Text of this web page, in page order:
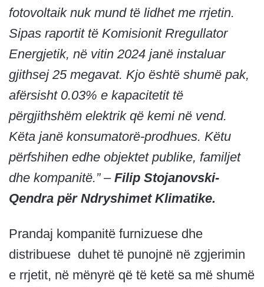
fotovoltaik nuk mund të lidhet me rrjetin.
Sipas raportit të Komisionit Rregullator
Energjetik, në vitin 2024 janë instaluar
gjithsej 25 megavat. Kjo është shumë pak,
afërsisht 0.03% e kapacitetit të
përgjithshëm elektrik që kemi në vend.
Këta janë konsumatorë-prodhues. Këtu
përfshihen edhe objektet publike, familjet
dhe kompanitë.” – Filip Stojanovski-
Qendra për Ndryshimet Klimatike.
Prandaj kompanitë furnizuese dhe
distribuese duhet të punojnë në zgjerimin
e rrjetit, në mënyrë që të ketë sa më shumë